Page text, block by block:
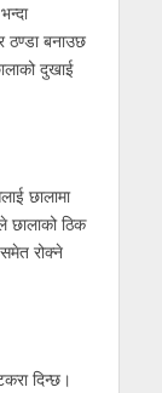
ठण्डा बनाउछ
दुखाई
छालामा
छालाको ठिक
रोक्ने
दिन्छ।